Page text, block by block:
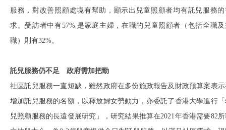
服務，對改善照顧處境有幫助，顯示出兒童照顧者均有託兒服務的
求。受訪者中有57% 是家庭主婦，在職的兒童照顧者（包括全職及
職）則有32%。
託兒服務仍不足 政府需加把勁
社區託兒服務一直短缺，雖然政府在多份施政報告及財政預算案表
增加託兒服務的名額，以釋放婦女勞動力，亦委託了香港大學進行
兒照顧服務的長遠發展研究」，研究結果推算在2021年香港需要82